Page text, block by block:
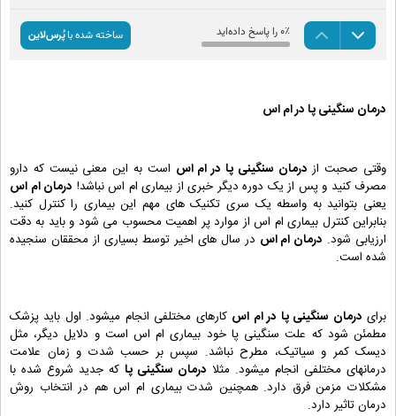
درمان سنگینی پا در ام اس
وقتی صحبت از درمان سنگینی پا در ام اس است به این معنی نیست که دارو
مصرف کنید و پس از یک دوره دیگر خبری از بیماری ام اس نباشد! درمان ام اس
یعنی بتوانید به واسطه یک سری تکنیک های مهم این بیماری را کنترل کنید.
بنابراین کنترل بیماری ام اس از موارد پر اهمیت محسوب می شود و باید به دقت
ارزیابی شود. درمان ام اس در سال های اخیر توسط بسیاری از محققان سنجیده
شده است.
برای درمان سنگینی پا در ام اس کارهای مختلفی انجام میشود. اول باید پزشک
مطمئن شود که علت سنگینی پا خود بیماری ام اس است و دلایل دیگر، مثل
دیسک کمر و سیاتیک، مطرح نباشد. سپس بر حسب شدت و زمان علامت
درمانهای مختلفی انجام میشود. مثلا درمان سنگینی پا که جدید شروع شده با
مشکلات مزمن فرق دارد. همچنین شدت بیماری ام اس هم در انتخاب روش
درمان تاثیر دارد.